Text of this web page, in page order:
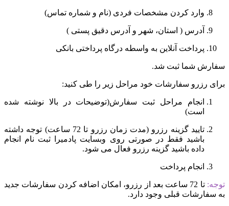
وارد کردن مشخصات فردی (نام و شماره تماس)
آدرس ( استان، شهر و آدرس دقیق پستی )
پرداخت آنلاین به واسطه درگاه پرداختی بانکی
سفارش شما ثبت شد.
برای رزرو سفارشات خود مراحل زیر را طی کنید:
انجام مراحل ثبت سفارش(توضیحات در بالا نوشته شده
است)
تایید گزینه رزرو (مدت زمان رزرو تا 72 ساعت) توجه داشته
باشید فقط در صورتی روی وبسایت پادمیرا ثبت نام انجام
داده باشید گزینه رزرو فعال می شود.
انجام پرداخت
توجه:
تا 72 ساعت بعد از رزرو، امکان اضافه کردن سفارشات جدید
به سفارشات قبلی وجود دارد.